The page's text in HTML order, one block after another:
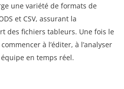
une variété de formats de
et CSV, assurant la
des fichiers tableurs. Une fois le
à l’éditer, à l’analyser
en temps réel.